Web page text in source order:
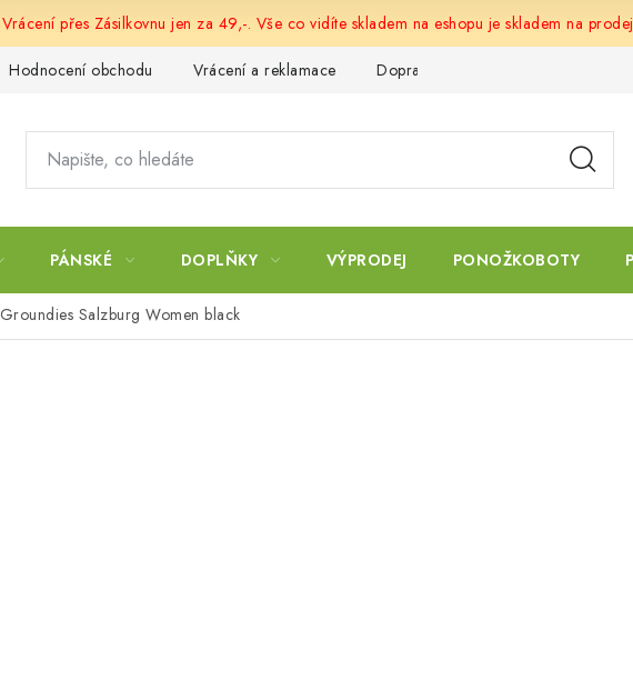
Vrácení přes Zásilkovnu jen za 49,-. Vše co vidíte skladem na eshopu je skladem na
Hodnocení obchodu Vrácení a reklamace Doprava a platba
PÁNSKÉ DOPLŇKY VÝPRODEJ PONOŽKOBOTY
Groundies Salzburg Women black